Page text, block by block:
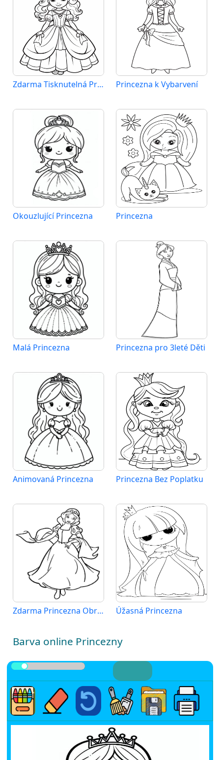
Zdarma Tisknutelná Princezna Princezna k Vybarvení
Okouzlující Princezna Princezna
Malá Princezna Princezna pro 3leté Děti
Animovaná Princezna Princezna Bez Poplatku
Zdarma Princezna Obrázek Úžasná Princezna
Barva online Princezny